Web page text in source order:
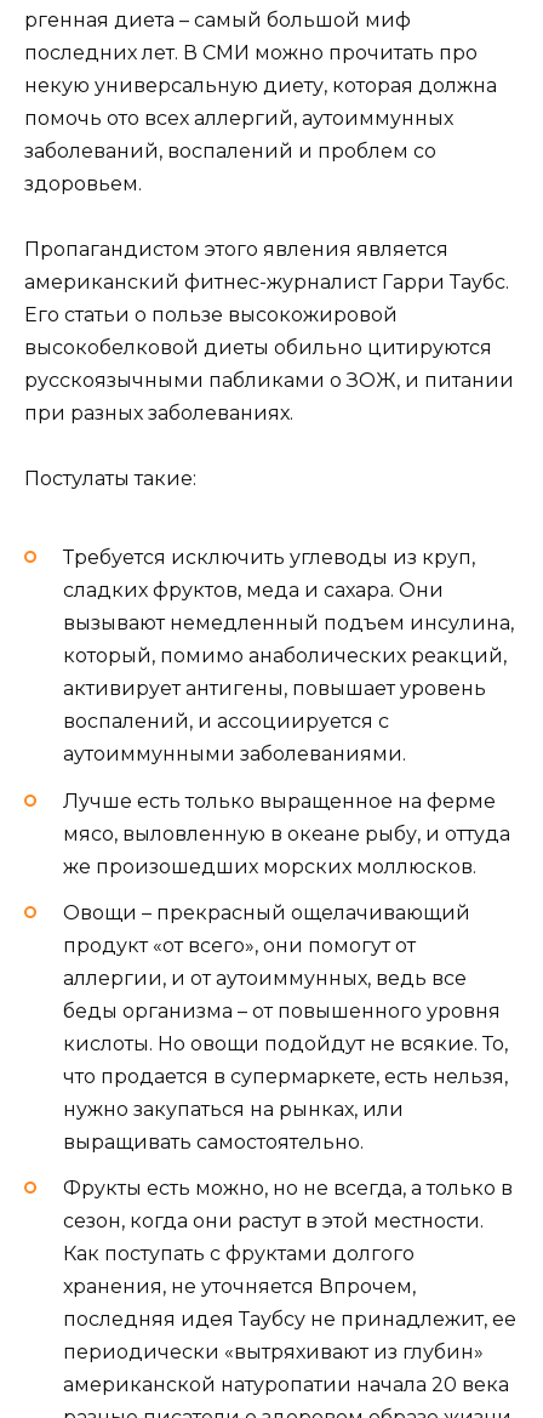
ргенная диета – самый большой миф
последних лет. В СМИ можно прочитать про
некую универсальную диету, которая должна
помочь ото всех аллергий, аутоиммунных
заболеваний, воспалений и проблем со
здоровьем.
Пропагандистом этого явления является
американский фитнес-журналист Гарри Таубс.
Его статьи о пользе высокожировой
высокобелковой диеты обильно цитируются
русскоязычными пабликами о ЗОЖ, и питании
при разных заболеваниях.
Постулаты такие:
Требуется исключить углеводы из круп,
сладких фруктов, меда и сахара. Они
вызывают немедленный подъем инсулина,
который, помимо анаболических реакций,
активирует антигены, повышает уровень
воспалений, и ассоциируется с
аутоиммунными заболеваниями.
Лучше есть только выращенное на ферме
мясо, выловленную в океане рыбу, и оттуда
же произошедших морских моллюсков.
Овощи – прекрасный ощелачивающий
продукт «от всего», они помогут от
аллергии, и от аутоиммунных, ведь все
беды организма – от повышенного уровня
кислоты. Но овощи подойдут не всякие. То,
что продается в супермаркете, есть нельзя,
нужно закупаться на рынках, или
выращивать самостоятельно.
Фрукты есть можно, но не всегда, а только в
сезон, когда они растут в этой местности.
Как поступать с фруктами долгого
хранения, не уточняется Впрочем,
последняя идея Таубсу не принадлежит, ее
периодически «вытряхивают из глубин»
американской натуропатии начала 20 века